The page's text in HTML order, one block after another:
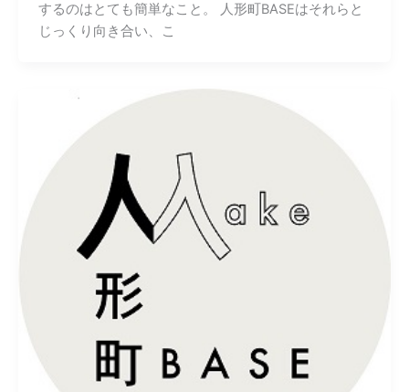
するのはとても簡単なこと。 人形町BASEはそれらと
じっくり向き合い、こ